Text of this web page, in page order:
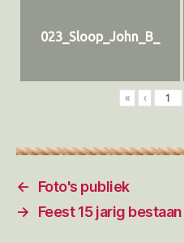
023_Sloop_John_B_
« ‹
←
Foto's publiek
→
Feest 15 jarig bestaan